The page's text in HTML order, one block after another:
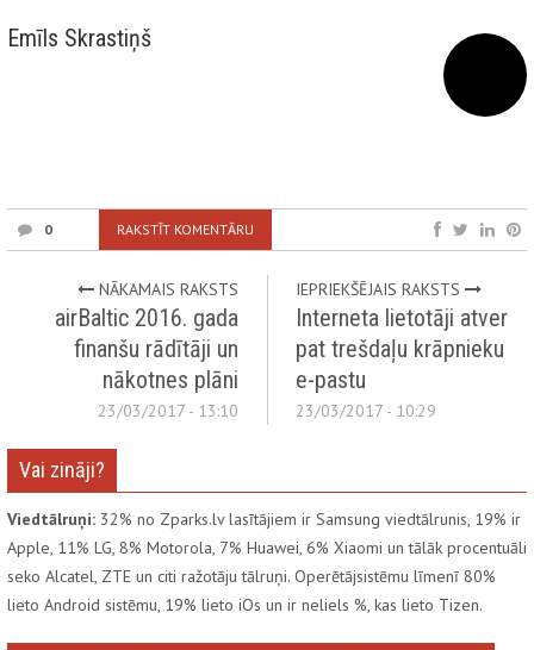
Emīls Skrastiņš
0 RAKSTĪT KOMENTĀRU
NĀKAMAIS RAKSTS
airBaltic 2016. gada
finanšu rādītāji un
nākotnes plāni
23/03/2017 - 13:10
IEPRIEKŠĒJAIS RAKSTS
Interneta lietotāji atver
pat trešdaļu krāpnieku
e-pastu
23/03/2017 - 10:29
Vai zināji?
Viedtālruņi: 32% no Zparks.lv lasītājiem ir Samsung viedtālrunis, 19% ir
Apple, 11% LG, 8% Motorola, 7% Huawei, 6% Xiaomi un tālāk procentuāli
seko Alcatel, ZTE un citi ražotāju tālruņi. Operētājsistēmu līmenī 80%
lieto Android sistēmu, 19% lieto iOs un ir neliels %, kas lieto Tizen.